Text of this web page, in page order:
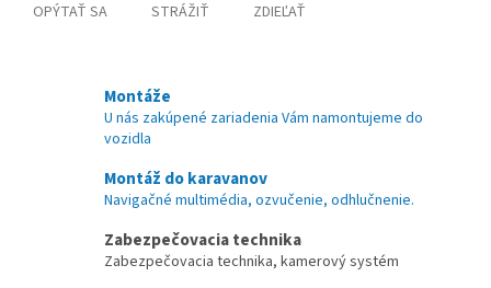
OPÝTAŤ SA STRÁŽIŤ ZDIEĽAŤ
Montáže
U nás zakúpené zariadenia Vám namontujeme do
vozidla
Montáž do karavanov
Navigačné multimédia, ozvučenie, odhlučnenie.
Zabezpečovacia technika
Zabezpečovacia technika, kamerový systém